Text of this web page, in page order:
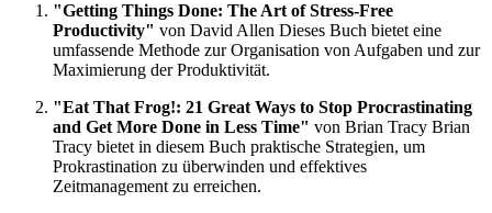
"Getting Things Done: The Art of Stress-Free
Productivity" von David Allen Dieses Buch bietet eine
umfassende Methode zur Organisation von Aufgaben und zur
Maximierung der Produktivität.
"Eat That Frog!: 21 Great Ways to Stop Procrastinating
and Get More Done in Less Time" von Brian Tracy Brian
Tracy bietet in diesem Buch praktische Strategien, um
Prokrastination zu überwinden und effektives
Zeitmanagement zu erreichen.